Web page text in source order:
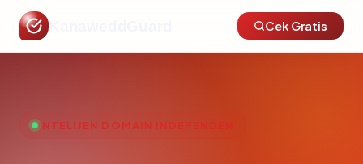
Cek Gratis
INTELIJEN DOMAIN INDEPENDEN